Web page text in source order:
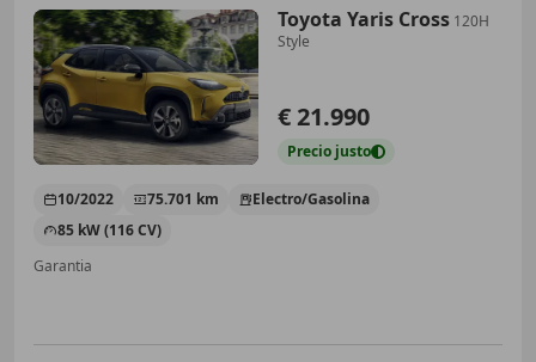
Toyota Yaris Cross 120H
Style
€ 21.990
Precio justo
10/2022 75.701 km
Electro/Gasolina
85 kW (116 CV)
Garantia